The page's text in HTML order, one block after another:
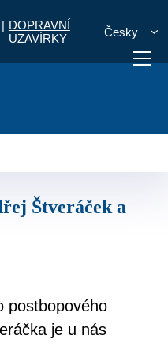
| DOPRAVNÍ
UZAVÍRKY
Česky
postbopového
je u nás